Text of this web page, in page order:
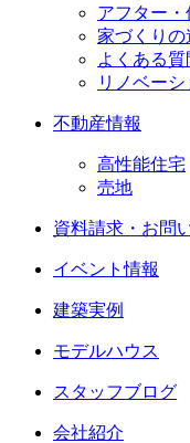
アフター
家づくりの
よくある質
リノベー
不動産情報
高性能住宅
売地
資料請求・お問
イベント情報
建築実例
モデルハウス
スタッフブログ
会社紹介